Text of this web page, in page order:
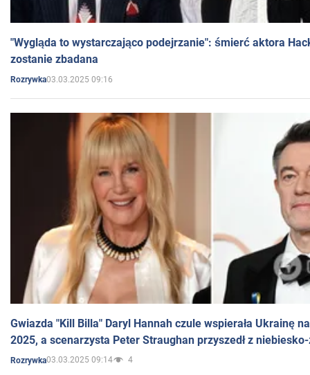
"Wygląda to wystarczająco podejrzanie": śmierć aktora
zostanie zbadana
Rozrywka03.03.2025 09:16
Gwiazda "Kill Billa" Daryl Hannah czule wspierała Ukrainę
2025, a scenarzysta Peter Straughan przyszedł z
Rozrywka03.03.2025 09:14 4